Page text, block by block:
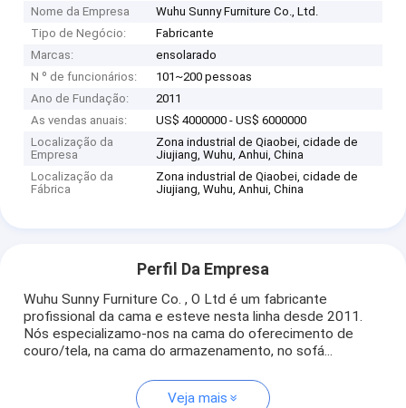
Nome da Empresa
Wuhu Sunny Furniture Co., Ltd.
Tipo de Negócio:
Fabricante
Marcas:
ensolarado
N º de funcionários:
101~200 pessoas
Ano de Fundação:
2011
As vendas anuais:
US$ 4000000 - US$ 6000000
Localização da
Empresa
Zona industrial de Qiaobei, cidade de
Jiujiang, Wuhu, Anhui, China
Localização da
Fábrica
Zona industrial de Qiaobei, cidade de
Jiujiang, Wuhu, Anhui, China
Perfil Da Empresa
Wuhu Sunny Furniture Co. , O Ltd é um fabricante
profissional da cama e esteve nesta linha desde 2011.
Nós especializamo-nos na cama do oferecimento de
couro/tela, na cama do armazenamento, no sofá...
Veja mais